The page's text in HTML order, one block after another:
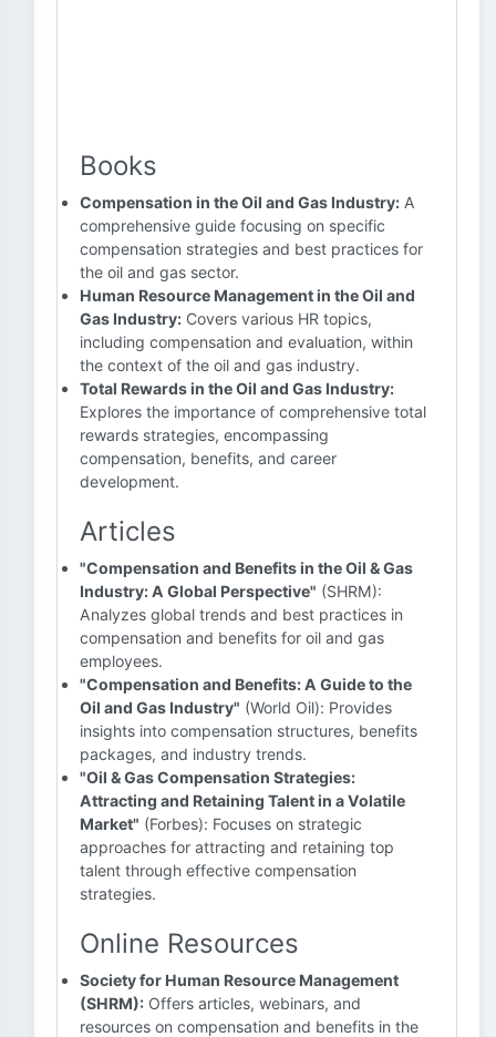
Books
Compensation in the Oil and Gas Industry: A
comprehensive guide focusing on specific
compensation strategies and best practices for
the oil and gas sector.
Human Resource Management in the Oil and
Gas Industry: Covers various HR topics,
including compensation and evaluation, within
the context of the oil and gas industry.
Total Rewards in the Oil and Gas Industry:
Explores the importance of comprehensive total
rewards strategies, encompassing
compensation, benefits, and career
development.
Articles
"Compensation and Benefits in the Oil & Gas
Industry: A Global Perspective" (SHRM):
Analyzes global trends and best practices in
compensation and benefits for oil and gas
employees.
"Compensation and Benefits: A Guide to the
Oil and Gas Industry" (World Oil): Provides
insights into compensation structures, benefits
packages, and industry trends.
"Oil & Gas Compensation Strategies:
Attracting and Retaining Talent in a Volatile
Market" (Forbes): Focuses on strategic
approaches for attracting and retaining top
talent through effective compensation
strategies.
Online Resources
Society for Human Resource Management
(SHRM): Offers articles, webinars, and
resources on compensation and benefits in the